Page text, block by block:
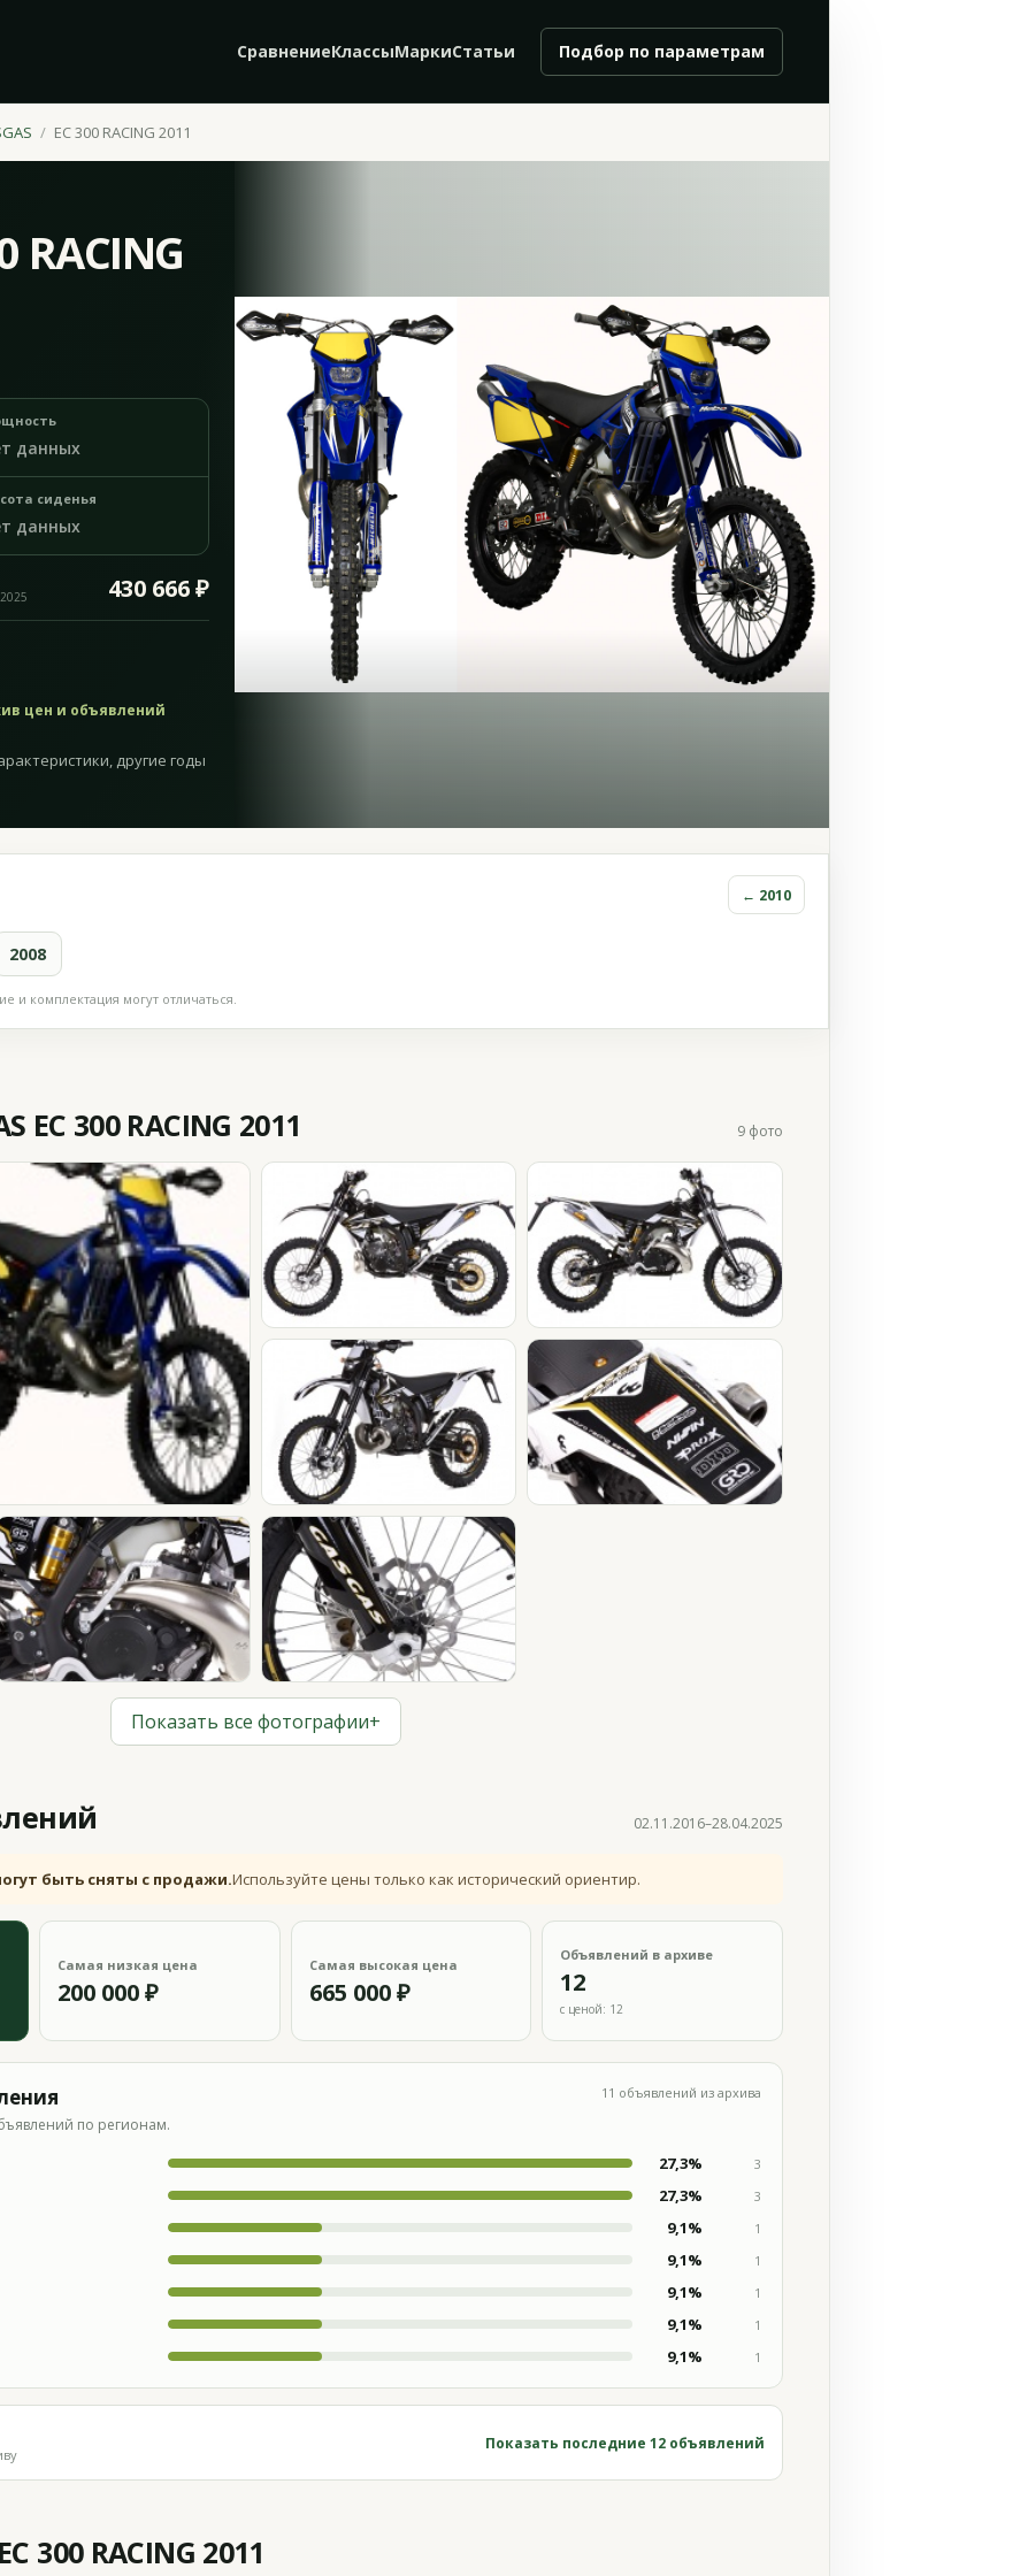
СравнениеКлассыМаркиСтатьи Подбор по параметрам
EC 300 RACING 2011
RACING
данных
сиденья
данных
430 666 ₽
цен и объявлений
другие годы
← 2010
2008
и комплектация могут отличаться.
EC 300 RACING 2011 9 фото
Показать все фотографии+
02.11.2016–28.04.2025
быть сняты с продажи.Используйте цены только как исторический ориентир.
Самая низкая цена
200 000 ₽
Самая высокая цена
665 000 ₽
Объявлений в архиве
12
с ценой: 12
по регионам.
11 объявлений из архива
27,3%
3
27,3%
3
9,1%
1
9,1%
1
9,1%
1
9,1%
1
9,1% 1
Показать последние 12 объявлений
300 RACING 2011